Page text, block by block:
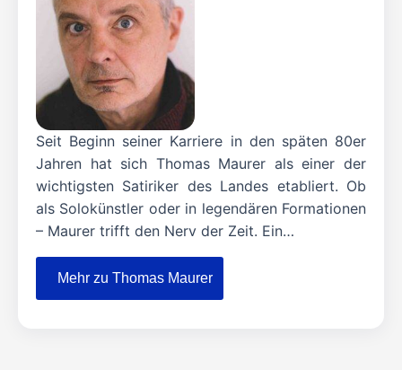
Seit Beginn seiner Karriere in den späten 80er
Jahren hat sich Thomas Maurer als einer der
wichtigsten Satiriker des Landes etabliert. Ob
als Solokünstler oder in legendären Formationen
– Maurer trifft den Nerv der Zeit. Ein…
Mehr zu Thomas Maurer